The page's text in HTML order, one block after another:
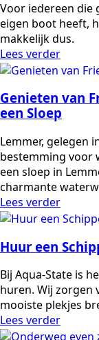
Voor iedereen die
eigen boot heeft,
makkelijk dus.
Lees verder
Genieten van
een Sloep
Lemmer, gelegen
bestemming voor
een sloep in
charmante
Lees verder
Huur een
Bij Aqua-State is
huren. Wij zorgen
mooiste plekjes
Lees verder